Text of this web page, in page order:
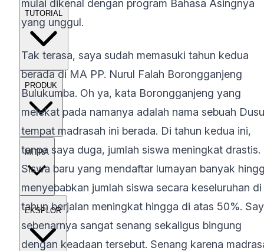
mulai dikenal dengan program Bahasa Asingnya
yang unggul.
Tak terasa, saya sudah memasuki tahun kedua
berada di MA PP. Nurul Falah Borongganjeng
Bulukumba. Oh ya, kata Borongganjeng yang
melekat pada namanya adalah nama sebuah
tempat madrasah ini berada. Di tahun kedua ini,
tanpa saya duga, jumlah siswa meningkat drastis.
Siswa baru yang mendaftar lumayan banyak
menyebabkan jumlah siswa secara keseluruhan di
tahun berjalan meningkat hingga di atas 50%.
sebenarnya sangat senang sekaligus bingung
dengan keadaan tersebut. Senang karena
TUTORIAL
PRODUK
MITRA
EKSPLOR